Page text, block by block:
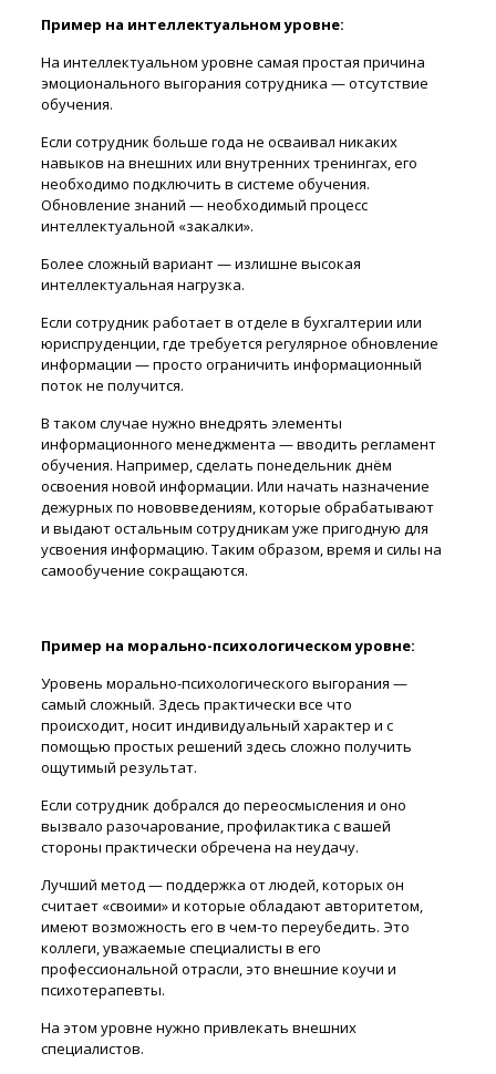
Пример на интеллектуальном уровне:
На интеллектуальном уровне самая простая причина
эмоционального выгорания сотрудника — отсутствие
обучения.
Если сотрудник больше года не осваивал никаких
навыков на внешних или внутренних тренингах, его
необходимо подключить в системе обучения.
Обновление знаний — необходимый процесс
интеллектуальной «закалки».
Более сложный вариант — излишне высокая
интеллектуальная нагрузка.
Если сотрудник работает в отделе в бухгалтерии или
юриспруденции, где требуется регулярное обновление
информации — просто ограничить информационный
поток не получится.
В таком случае нужно внедрять элементы
информационного менеджмента — вводить регламент
обучения. Например, сделать понедельник днём
освоения новой информации. Или начать назначение
дежурных по нововведениям, которые обрабатывают
и выдают остальным сотрудникам уже пригодную для
усвоения информацию. Таким образом, время и силы на
самообучение сокращаются.
Пример на морально-психологическом уровне:
Уровень морально-психологического выгорания —
самый сложный. Здесь практически все что
происходит, носит индивидуальный характер и с
помощью простых решений здесь сложно получить
ощутимый результат.
Если сотрудник добрался до переосмысления и оно
вызвало разочарование, профилактика с вашей
стороны практически обречена на неудачу.
Лучший метод — поддержка от людей, которых он
считает «своими» и которые обладают авторитетом,
имеют возможность его в чем-то переубедить. Это
коллеги, уважаемые специалисты в его
профессиональной отрасли, это внешние коучи и
психотерапевты.
На этом уровне нужно привлекать внешних
специалистов.